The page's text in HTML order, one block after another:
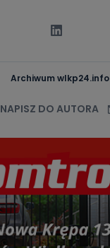
Archiwum wlkp24.info
NAPISZ DO AUTORA